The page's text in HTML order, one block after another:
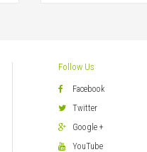
Follow Us
Facebook
Twitter
Google +
YouTube